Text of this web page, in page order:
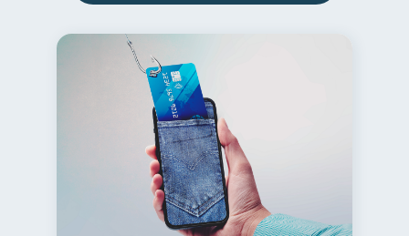
Educación financiera
Finanzas para jóvenes
Control de deudas 30
Finanzas familiares 25
Inclusión financiera 22
Bienestar financiero 22
Finanzas para mujeres 20